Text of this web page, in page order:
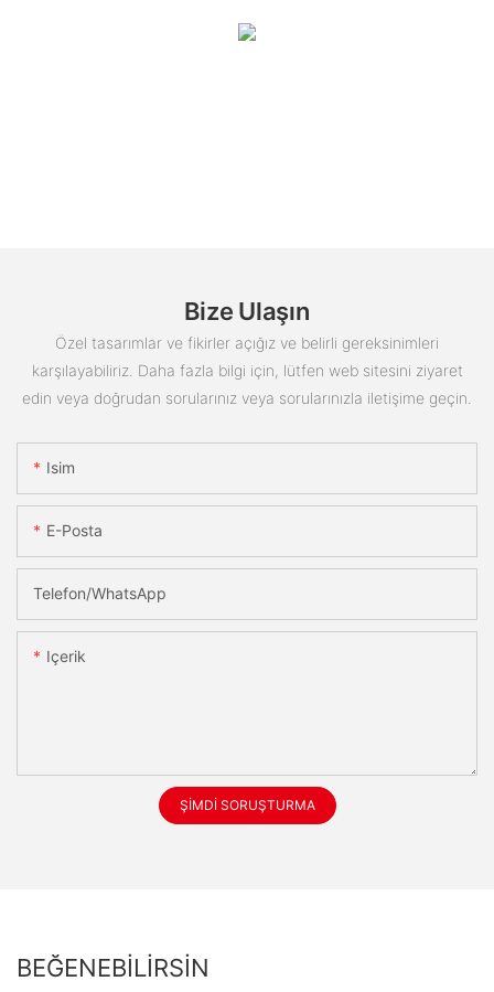
Bize Ulaşın
Özel tasarımlar ve fikirler açığız ve belirli gereksinimleri
karşılayabiliriz. Daha fazla bilgi için, lütfen web sitesini ziyaret
edin veya doğrudan sorularınız veya sorularınızla iletişime geçin.
Isim
E-Posta
Telefon/WhatsApp
Içerik
ŞIMDI SORUŞTURMA
BEĞENEBILIRSIN